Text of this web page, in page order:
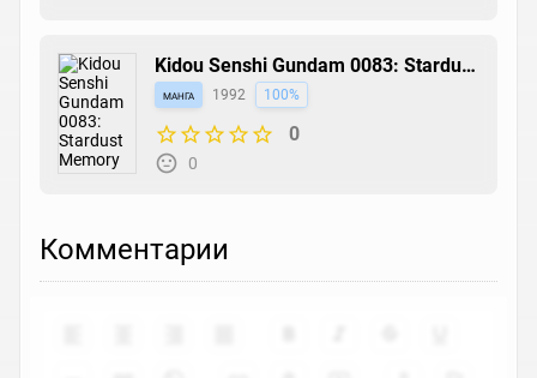
Kidou Senshi Gundam 0083: Stardust
Memory
манга 1992 100%
0
0
Комментарии